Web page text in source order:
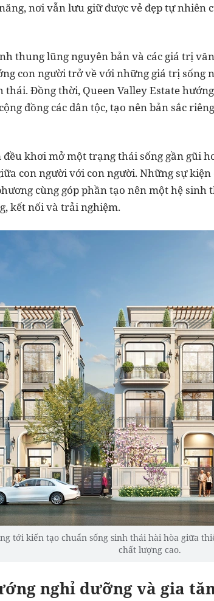
nơi vẫn lưu giữ được vẻ đẹp tự nhiên
thung lũng nguyên bản và các giá trị
con người trở về với những giá trị
thái. Đồng thời, Queen Valley Estate
đồng các dân tộc, tạo nên bản sắc
đều khơi mở một trạng thái sống gần gũi
con người với con người. Những sự
cùng góp phần tạo nên một hệ sinh
kết nối và trải nghiệm.
tới kiến tạo chuẩn sống sinh thái hài hòa giữa
chất lượng cao.
nghỉ dưỡng và gia